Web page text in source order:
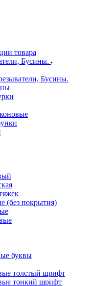
товара
Бусины.
Бусины.
(без покрытия)
буквы
толстый шрифт
тонкий шрифт